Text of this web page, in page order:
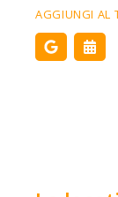
AGGIUNGI AL